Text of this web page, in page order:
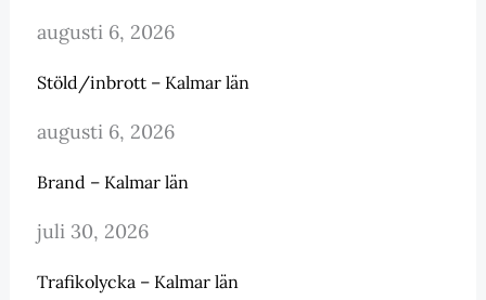
augusti 6, 2026
Stöld/inbrott – Kalmar län
augusti 6, 2026
Brand – Kalmar län
juli 30, 2026
Trafikolycka – Kalmar län